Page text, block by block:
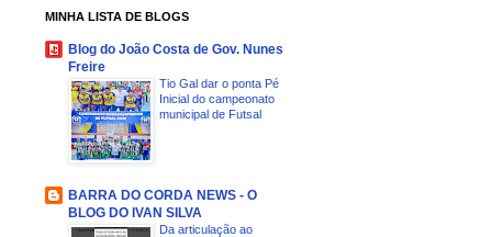
MINHA LISTA DE BLOGS
Blog do João Costa de Gov. Nunes
Freire
Tio Gal dar o ponta Pé
Inicial do campeonato
municipal de Futsal
BARRA DO CORDA NEWS - O
BLOG DO IVAN SILVA
Da articulação ao